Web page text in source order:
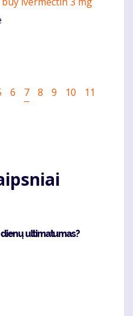
Puslapis
6
Current
7 Puslapis
8 Puslapis
9 Puslapis
10 Puslapis
11
ultimatumas?